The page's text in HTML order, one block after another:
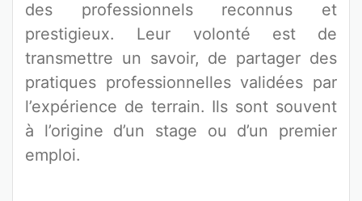
des professionnels reconnus et
prestigieux. Leur volonté est de
transmettre un savoir, de partager des
pratiques professionnelles validées par
l’expérience de terrain. Ils sont souvent
à l’origine d’un stage ou d’un premier
emploi.